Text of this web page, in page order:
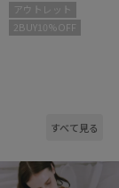
アウトレット
2BUY10%OFF
すべて見る